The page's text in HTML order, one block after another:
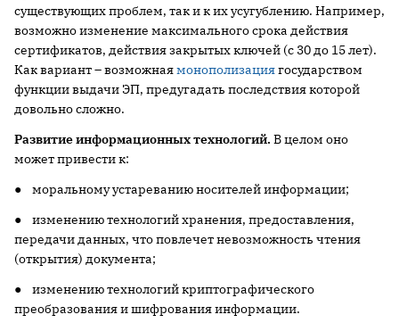
существующих проблем, так и к их усугублению. Например,
возможно изменение максимального срока действия
сертификатов, действия закрытых ключей (с 30 до 15 лет).
Как вариант – возможнаямонополизациягосударством
функции выдачи ЭП, предугадать последствия которой
довольно сложно.
Развитие информационных технологий. В целом оно
может привести к:
● моральному устареванию носителей информации;
● изменению технологий хранения, предоставления,
передачи данных, что повлечет невозможность чтения
(открытия) документа;
● изменению технологий криптографического
преобразования и шифрования информации.